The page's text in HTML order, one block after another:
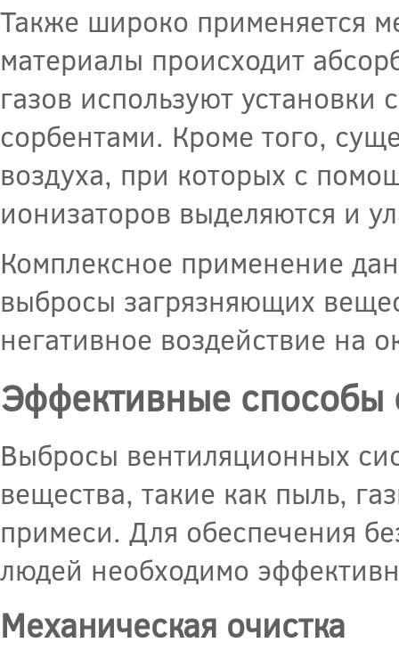
Также широко применяется
материалы происходит
газов используют
сорбентами. Кроме того,
воздуха, при которых с
ионизаторов выделяются и
Комплексное применение
выбросы загрязняющих
негативное воздействие на
Эффективные способы
Выбросы вентиляционных
вещества, такие как пыль,
примеси. Для обеспечения
людей необходимо
Механическая очистка